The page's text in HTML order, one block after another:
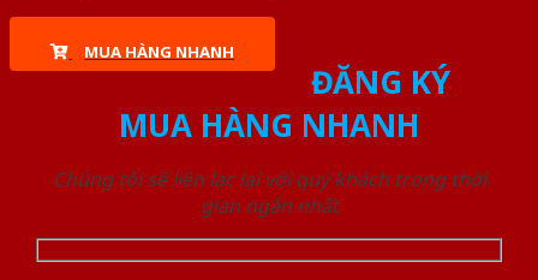
MUA HÀNG NHANH
ĐĂNG KÝ
MUA HÀNG NHANH
Chúng tôi sẽ liên lạc lại với quý khách trong thời
gian ngắn nhất